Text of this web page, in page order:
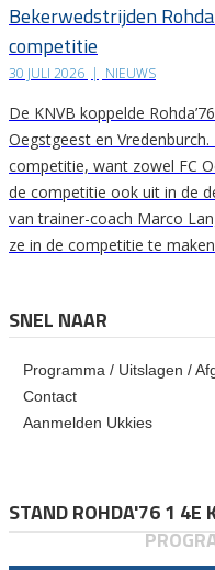
Bekerwedstrijden
competitie
30 JULI 2026 | NIEUWS
De KNVB koppelde
Oegstgeest en
competitie, want zowel FC
de competitie ook uit in de
van trainer-coach Marco
ze in de competitie te
SNEL NAAR
Programma / Uitslagen /
Contact
Aanmelden Ukkies
STAND ROHDA'76 1 4E